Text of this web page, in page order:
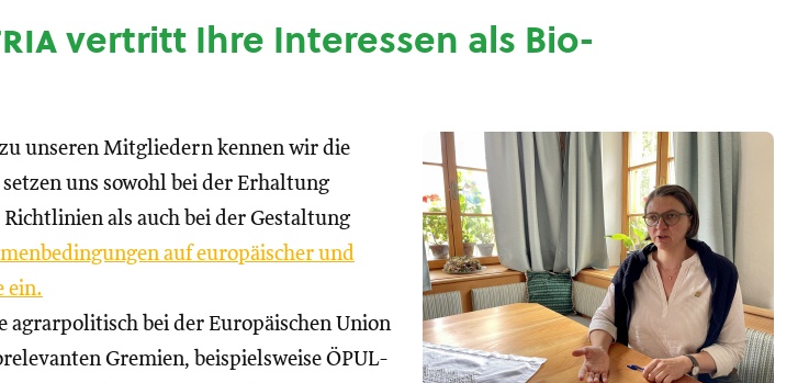
vertritt Ihre Interessen als Bio-
unseren Mitgliedern kennen wir die
uns sowohl bei der Erhaltung
als auch bei der Gestaltung
auf europäischer und
ein.
agrarpolitisch bei der Europäischen Union
Gremien, beispielsweise ÖPUL-